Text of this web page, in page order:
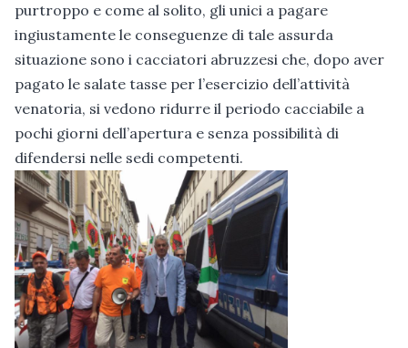
purtroppo e come al solito, gli unici a pagare
ingiustamente le conseguenze di tale assurda
situazione sono i cacciatori abruzzesi che, dopo aver
pagato le salate tasse per l’esercizio dell’attività
venatoria, si vedono ridurre il periodo cacciabile a
pochi giorni dell’apertura e senza possibilità di
difendersi nelle sedi competenti.